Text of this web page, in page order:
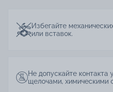
Избегайте
или вставок.
Не допускайте контакта
щелочами, химическими